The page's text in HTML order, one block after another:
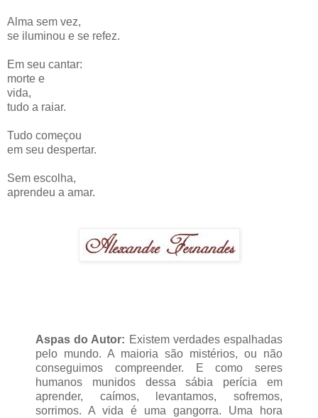
Alma sem vez,
se iluminou e se refez.
Em seu cantar:
morte e
vida,
tudo a raiar.
Tudo começou
em seu despertar.
Sem escolha,
aprendeu a amar.
Aspas do Autor: Existem verdades espalhadas
pelo mundo. A maioria são mistérios, ou não
conseguimos compreender. E como seres
humanos munidos dessa sábia perícia em
aprender, caímos, levantamos, sofremos,
sorrimos. A vida é uma gangorra. Uma hora